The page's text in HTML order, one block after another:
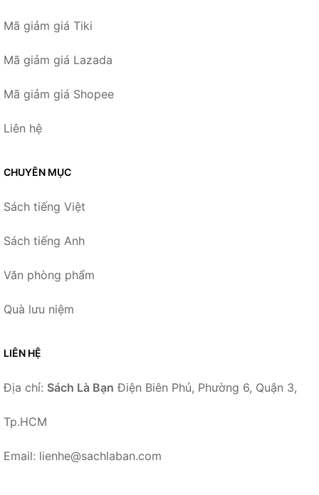
Mã giảm giá Tiki
Mã giảm giá Lazada
Mã giảm giá Shopee
Liên hệ
CHUYÊN MỤC
Sách tiếng Việt
Sách tiếng Anh
Văn phòng phẩm
Quà lưu niệm
LIÊN HỆ
Địa chỉ: Sách Là Bạn Điện Biên Phủ, Phường 6, Quận 3,
Tp.HCM
Email: lienhe@sachlaban.com